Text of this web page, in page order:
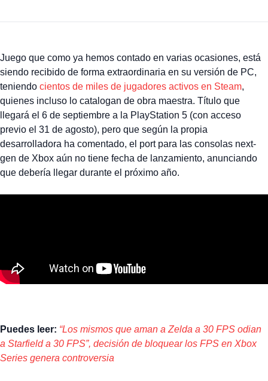
Juego que como ya hemos contado en varias ocasiones, está
siendo recibido de forma extraordinaria en su versión de PC,
teniendo cientos de miles de jugadores activos en Steam,
quienes incluso lo catalogan de obra maestra. Título que
llegará el 6 de septiembre a la PlayStation 5 (con acceso
previo el 31 de agosto), pero que según la propia
desarrolladora ha comentado, el port para las consolas next-
gen de Xbox aún no tiene fecha de lanzamiento, anunciando
que debería llegar durante el próximo año.
Puedes leer: “Los mismos que aman a Zelda a 30 FPS odian
a Starfield a 30 FPS”, decisión de bloquear los FPS en Xbox
Series genera controversia